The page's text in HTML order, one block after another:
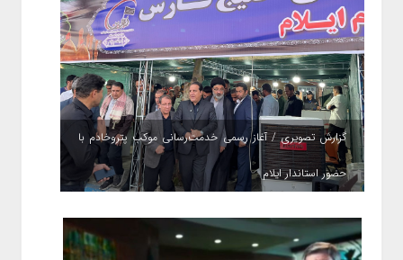
گزارش تصویری / آغاز رسمی خدمت‌رسانی موکب پتروخادم با
حضور استاندار ایلام